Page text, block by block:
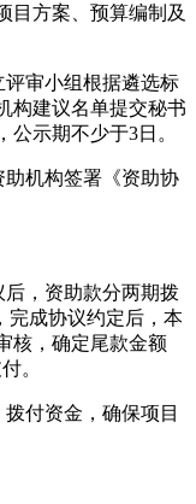
目方案、预算编制及
审小组根据遴选标
构建议名单提交秘书
示期不少于3日。
机构签署《资助协
，资助款分两期拨
完成协议约定后，本
核，确定尾款金额
。
付资金，确保项目